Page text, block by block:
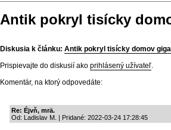
Antik pokryl tisícky
Diskusia k článku: Antik pokryl tisícky domov
Prispievajte do diskusií ako prihlásený užívateľ.
Komentár, na ktorý odpovedáte:
Re: Éjvň, mrä.
Od: Ladislav M. | Pridané: 2022-03-24 17:28:45